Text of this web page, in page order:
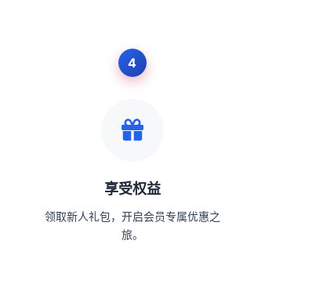
享受权益
领取新人礼包，开启会员专属优惠之
旅。